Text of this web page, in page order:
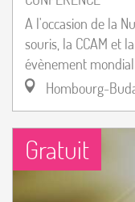
A l'occasion de la
souris, la CCAM et
évènement
Hombourg-
Gratuit